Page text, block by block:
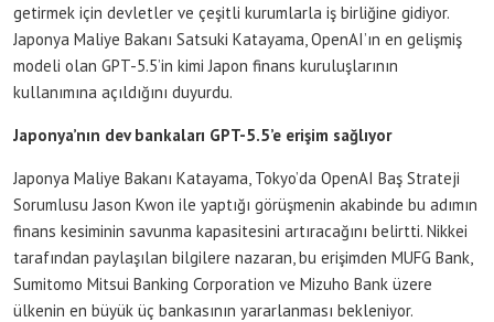
getirmek için devletler ve çeşitli kurumlarla iş birliğine gidiyor.
Japonya Maliye Bakanı Satsuki Katayama, OpenAI’ın en gelişmiş
modeli olan GPT-5.5’in kimi Japon finans kuruluşlarının
kullanımına açıldığını duyurdu.
Japonya’nın dev bankaları GPT-5.5’e erişim sağlıyor
Japonya Maliye Bakanı Katayama, Tokyo’da OpenAI Baş Strateji
Sorumlusu Jason Kwon ile yaptığı görüşmenin akabinde bu adımın
finans kesiminin savunma kapasitesini artıracağını belirtti. Nikkei
tarafından paylaşılan bilgilere nazaran, bu erişimden MUFG Bank,
Sumitomo Mitsui Banking Corporation ve Mizuho Bank üzere
ülkenin en büyük üç bankasının yararlanması bekleniyor.